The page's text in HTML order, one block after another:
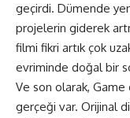
geçirdi. Dümende
projelerin giderek
filmi fikri artık çok
evriminde doğal bir
Ve son olarak, Game
gerçeği var. Orijinal